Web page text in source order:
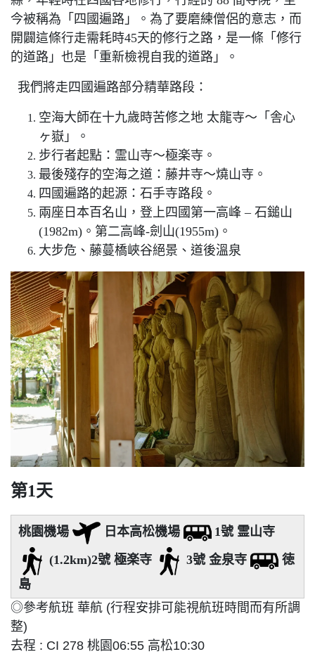
今被稱為「四國遍路」。為了要磨練僧侶的意志，而
開闢這條行走需耗時45天的修行之路，是一條「修行
的道路」也是「重新檢視自我的道路」。
我們將走四國遍路部分精華路段：
空海大師在十九歲時苦修之地 太龍寺～「舎心
ヶ嶽」。
步行者起點：霊山寺～極楽寺。
最後殘存的空海之道：藤井寺～燒山寺。
四國遍路的起源：石手寺路段。
兩座日本百名山，登上四國第一高峰 – 石鎚山
(1982m)。第二高峰-劍山(1955m)。
大步危、藤蔓橋峽谷絕景、道後溫泉
第1天
桃園機場 日本高松機場
1號 霊山寺
(1.2km)2號 極楽寺
3號 金泉寺
徳
島
◎參考航班 華航 (行程安排可能視航班時間而有所調
整)
去程 : CI 278 桃園06:55 高松10:30